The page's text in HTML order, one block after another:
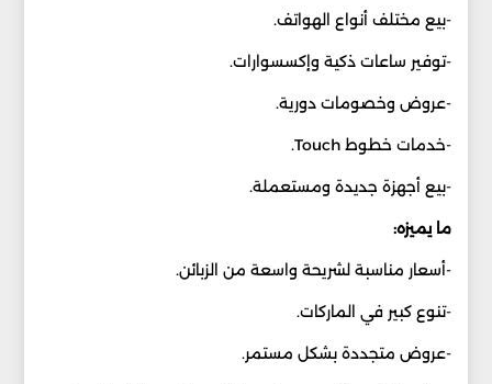
-بيع مختلف أنواع الهواتف.
-توفير ساعات ذكية وإكسسوارات.
-عروض وخصومات دورية.
-خدمات خطوط Touch.
-بيع أجهزة جديدة ومستعملة.
ما يميزه:
-أسعار مناسبة لشريحة واسعة من الزبائن.
-تنوع كبير في الماركات.
-عروض متجددة بشكل مستمر.